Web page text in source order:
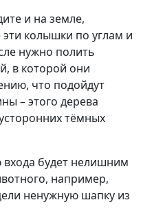
и на земле,
колышки по углам и
нужно полить
в которой они
что подойдут
– этого дерева
тёмных
будет нелишним
например,
ненужную шапку из